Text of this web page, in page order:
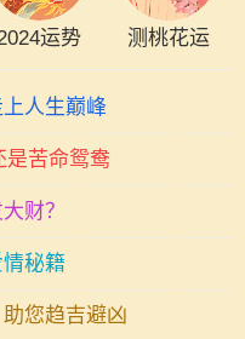
运势 测桃花运
人生巅峰
是苦命鸳鸯
财？
秘籍
您趋吉避凶
一个在历史长河中略显